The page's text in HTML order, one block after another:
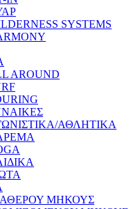
SYSTEMS
AROUND
ΑΘΛΗΤΙΚΑ
ΜΗΚΟΥΣ